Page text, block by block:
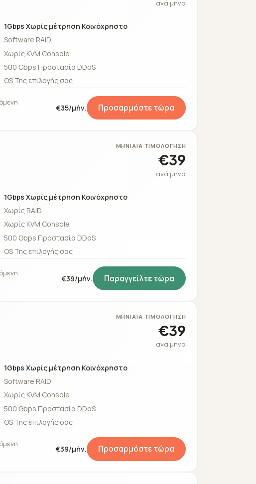
ανά μήνα
1Gbps Χωρίς μέτρηση Κοινόχρηστο
Software RAID
Χωρίς KVM Console
500 Gbps Προστασία DDoS
OS Της επιλογής σας
€35/μήν. Προσαρμόστε τώρα
ΜΗΝΙΑΊΑ ΤΙΜΟΛΌΓΗΣΗ
€39
ανά μήνα
1Gbps Χωρίς μέτρηση Κοινόχρηστο
Χωρίς RAID
Χωρίς KVM Console
500 Gbps Προστασία DDoS
OS Της επιλογής σας
€39/μήν. Παραγγείλτε τώρα
ΜΗΝΙΑΊΑ ΤΙΜΟΛΌΓΗΣΗ
€39
ανά μήνα
1Gbps Χωρίς μέτρηση Κοινόχρηστο
Software RAID
Χωρίς KVM Console
500 Gbps Προστασία DDoS
OS Της επιλογής σας
€39/μήν. Προσαρμόστε τώρα